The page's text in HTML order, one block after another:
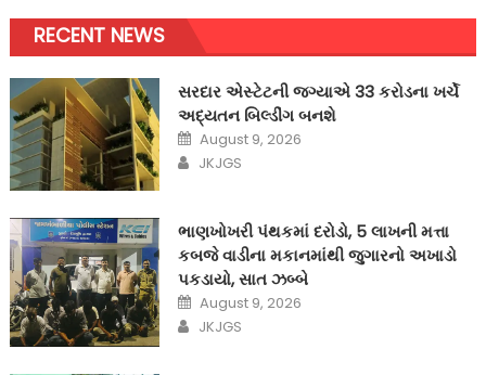
RECENT NEWS
સરદાર એસ્ટેટની જગ્યાએ 33 કરોડના ખર્ચે
અદ્યતન બિલ્ડીંગ બનશે
Posted
on
August 9, 2026
Author
JKJGS
ભાણખોખરી પંથકમાં દરોડો, 5 લાખની મત્તા
કબજે વાડીના મકાનમાંથી જુગારનો અખાડો
પકડાયો, સાત ઝબ્બે
Posted
on
August 9, 2026
Author
JKJGS